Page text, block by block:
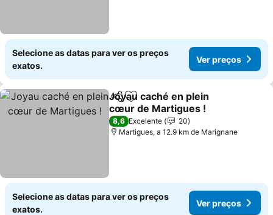
Selecione as datas para ver os preços
exatos.
Ver preços
PartilharAdicionar aos favoritos
Joyau caché en plein
cœur de Martigues !
Ver preços
8,6 Excelente
20
Martigues, a 12.9 km de Marignane
Selecione as datas para ver os preços
exatos.
Ver preços